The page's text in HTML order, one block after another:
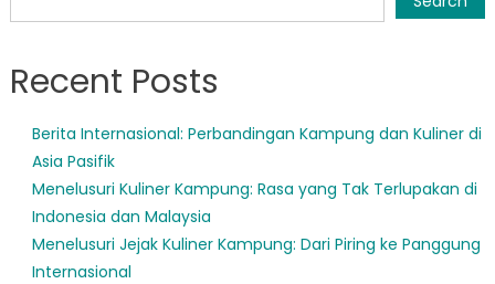
Recent Posts
Berita Internasional: Perbandingan Kampung dan Kuliner di
Asia Pasifik
Menelusuri Kuliner Kampung: Rasa yang Tak Terlupakan di
Indonesia dan Malaysia
Menelusuri Jejak Kuliner Kampung: Dari Piring ke Panggung
Internasional